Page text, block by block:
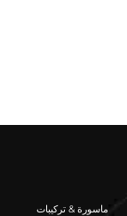
ماسورة & تركيبات